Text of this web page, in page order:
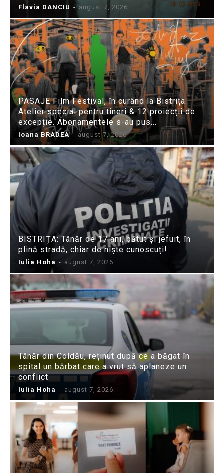
Flavia DANCIU - august 7, 2026
PASAJE Film Festival, în curând la Bistrița:
Atelier special pentru tineri & 12 proiecții de
excepție. Abonamentele s-au pus...
Ioana BRADEA - august 7, 2026
BISTRIȚA: Tânăr de 17 ani, bătut și jefuit, în
plină stradă, chiar de niște cunoscuți!
Iulia Hoha - august 7, 2026
Tânăr din Coldău, reținut după ce a băgat în
spital un bărbat care a vrut să aplaneze un
conflict
Iulia Hoha - august 7, 2026